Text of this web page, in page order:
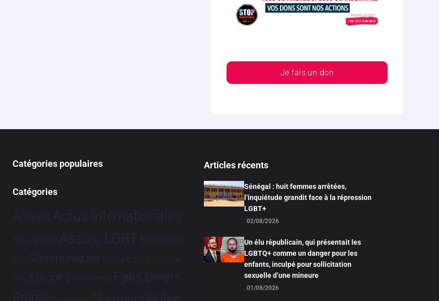
Je fais un don
Catégories populaires
Catégories
Actions Actus Internationales
Afrique Asie Assos. LGBT Bioéthique
Brève Communiqués Culture Dialogues France-
Brésil Europe Evénements Faits Divers
Humanophobie
Articles récents
Sénégal : huit femmes arrêtées,
l’inquiétude grandit face à la répression
LGBT+
02/08/2026
Un élu républicain, qui présentait les
LGBTQ+ comme un danger pour les
enfants, inculpé pour sollicitation
sexuelle d’une mineure
01/08/2026